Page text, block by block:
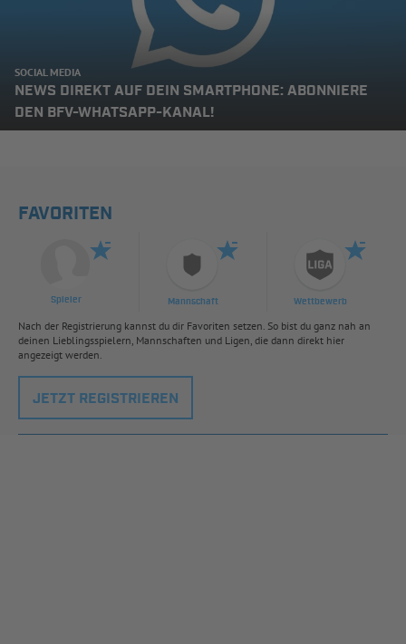
SOCIAL MEDIA
NEWS DIREKT AUF DEIN SMARTPHONE: ABONNIERE
DEN BFV-WHATSAPP-KANAL!
FAVORITEN
Spieler Mannschaft Wettbewerb
Nach der Registrierung kannst du dir Favoriten setzen. So bist du ganz nah an
deinen Lieblingsspielern, Mannschaften und Ligen, die dann direkt hier
angezeigt werden.
JETZT REGISTRIEREN